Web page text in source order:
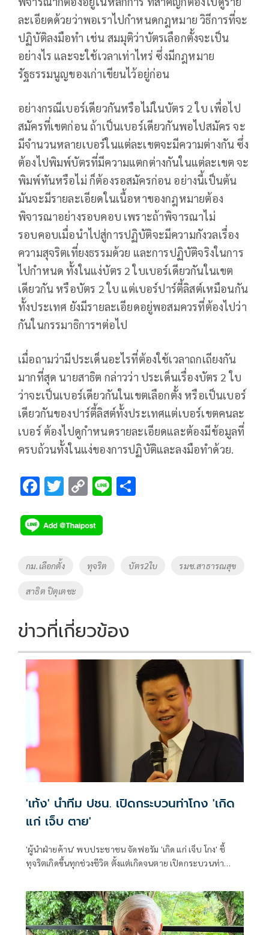
ละเอียดด้วยว่าพอเราไปกำหนดกฎหมาย วิธีการที่จะ
ปฏิบัติลงมือทำ เช่น สมมุติว่าบัตรเลือกตั้งจะเป็น
อย่างไร และจะใช้เวลาเท่าไหร่ ซึ่งมีกฎหมาย
รัฐธรรมนูญของเก่าเขียนไว้อยู่ก่อน
อย่างกรณีเบอร์เดียวกันหรือไม่ในบัตร 2 ใบ เพื่อไป
สมัครที่เขตก่อน ถ้าเป็นเบอร์เดียวกันพอไปสมัคร จะ
มีจำนวนหลายเบอร์ในแต่ละเขตจะมีความต่างกัน ซึ่ง
ต้องไปพิมพ์บัตรที่มีความแตกต่างกันในแต่ละเขต จะ
พิมพ์ทันหรือไม่ ก็ต้องรอสมัครก่อน อย่างนี้เป็นต้น
มันจะมีรายละเอียดในเนื้อหาของกฎหมายต้อง
พิจารณาอย่างรอบคอบ เพราะถ้าพิจารณาไม่
รอบคอบเมื่อนำไปสู่การปฏิบัติจะมีความกังวลเรื่อง
ความสุจริตเที่ยงธรรมด้วย และการปฏิบัติจริงในการ
ไปกำหนด ทั้งในแง่บัตร 2 ใบเบอร์เดียวกันในเขต
เดียวกัน หรือบัตร 2 ใบ แต่เบอร์ปาร์ตี้ลิสต์เหมือนกัน
ทั้งประเทศ ยังมีรายละเอียดอยู่พอสมควรที่ต้องไปว่า
กันในกรรมาธิการฯต่อไป
เมื่อถามว่ามีประเด็นอะไรที่ต้องใช้เวลาถกเถียงกัน
มากที่สุด นายสาธิต กล่าวว่า ประเด็นเรื่องบัตร 2 ใบ
ว่าจะเป็นเบอร์เดียวกันในเขตเลือกตั้ง หรือเป็นเบอร์
เดียวกันของปาร์ตี้ลิสต์ทั้งประเทศแต่เบอร์เขตคนละ
เบอร์ ต้องไปดูกำหนดรายละเอียดและต้องมีข้อมูลที่
ครบถ้วนทั้งในแง่ของการปฏิบัติและลงมือทำด้วย.
F
e
b
o
o
k
T
tt
er
C
p
y
Li
Li
Tags
กม.เลือกตั้ง ทุจริต บัตร2ใบ รมช.สาธารณสุข
สาธิต ปิตุเตชะ
ข่าวที่เกี่ยวข้อง
'เท้ง' นำทีม ปชน. เปิดกระบวนท่าโกง 'เกิด
แก่ เจ็บ ตาย'
'ผู้นำฝ่ายค้าน' พบประชาชน จัดฟอรัม 'เกิด แก่ เจ็บ โกง' ชี้
ทุจริตเกิดขึ้นทุกช่วงชีวิต ตั้งแต่เกิดจนตาย เปิดกระบวนท่า